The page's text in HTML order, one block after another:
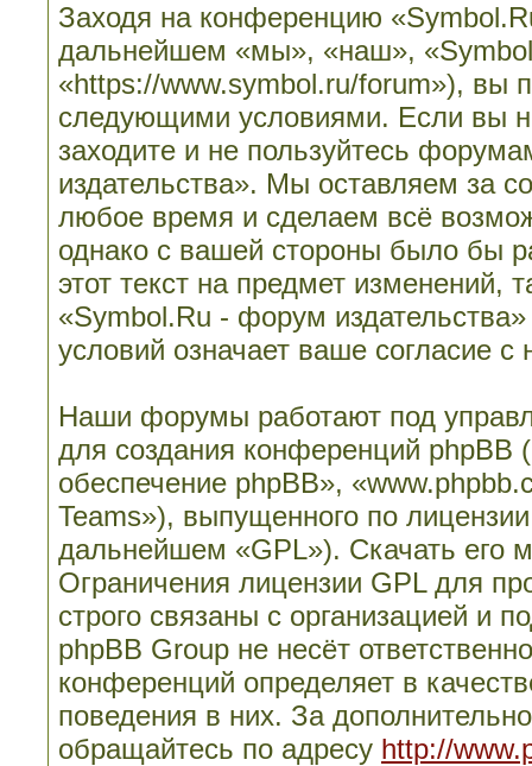
Заходя на конференцию
дальнейшем «мы», «наш»,
«https://www.symbol.ru/forum»), вы
следующими условиями. Если вы
заходите и не пользуйтесь
издательства». Мы оставляем за
любое время и сделаем всё
однако с вашей стороны было бы
этот текст на предмет изменений,
«Symbol.Ru - форум
условий означает ваше согласие с
Наши форумы работают под
для создания конференций
обеспечение phpBB»,
Teams»), выпущенного по
дальнейшем «GPL»). Скачать его
Ограничения лицензии GPL для
строго связаны с организацией и
phpBB Group не несёт
конференций определяет в
поведения в них. За
обращайтесь по адресу http://